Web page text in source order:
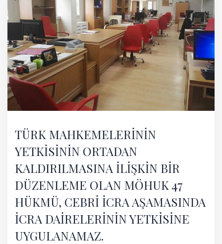
TÜRK MAHKEMELERİNİN
YETKİSİNİN ORTADAN
KALDIRILMASINA İLİŞKİN BİR
DÜZENLEME OLAN MÖHUK 47
HÜKMÜ, CEBRİ İCRA AŞAMASINDA
İCRA DAİRELERİNİN YETKİSİNE
UYGULANAMAZ.